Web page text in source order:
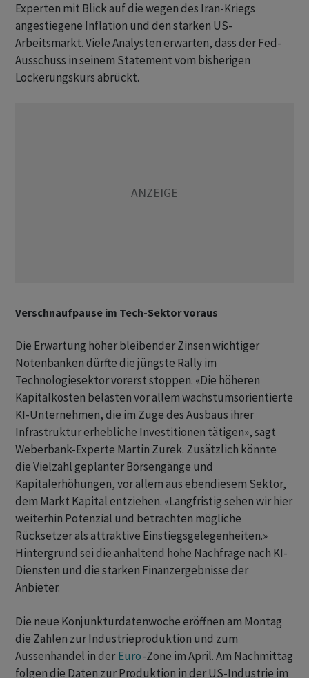
Experten mit Blick auf die wegen des ​Iran-Kriegs
angestiegene Inflation und den starken US-
Arbeitsmarkt. Viele Analysten erwarten, dass der Fed-
Ausschuss in seinem Statement vom bisherigen
Lockerungskurs abrückt.
Verschnaufpause im Tech-Sektor voraus
Die Erwartung höher bleibender Zinsen wichtiger
Notenbanken dürfte die jüngste Rally im
Technologiesektor vorerst stoppen. «Die höheren
Kapitalkosten belasten vor allem wachstumsorientierte
KI-Unternehmen, die im Zuge des Ausbaus ihrer
Infrastruktur erhebliche Investitionen tätigen», sagt
Weberbank-Experte Martin Zurek. Zusätzlich könnte
‌die Vielzahl geplanter Börsengänge und
Kapitalerhöhungen, vor allem aus ebendiesem Sektor,
dem Markt Kapital entziehen. «Langfristig sehen wir hier
weiterhin Potenzial und betrachten mögliche
Rücksetzer als attraktive Einstiegsgelegenheiten.»
Hintergrund sei die anhaltend hohe Nachfrage nach KI-
Diensten und die starken Finanzergebnisse der
Anbieter.
Die neue Konjunkturdatenwoche eröffnen am Montag
die Zahlen zur Industrieproduktion und zum
Aussenhandel in der Euro-Zone im April. Am Nachmittag
folgen die Daten zur Produktion in der US-Industrie im ​